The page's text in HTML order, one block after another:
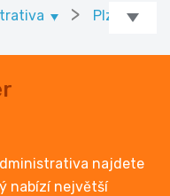
> Plzeňský
najdete
nabízí největší